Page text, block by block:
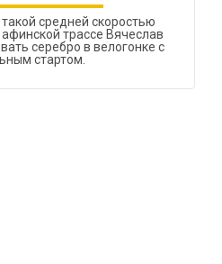
средней скоростью
трассе Вячеслав
серебро в велогонке с
стартом.